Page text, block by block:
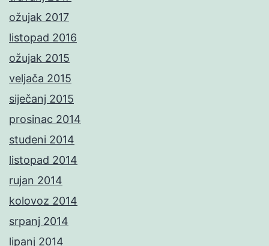
ožujak 2017
listopad 2016
ožujak 2015
veljača 2015
siječanj 2015
prosinac 2014
studeni 2014
listopad 2014
rujan 2014
kolovoz 2014
srpanj 2014
lipanj 2014